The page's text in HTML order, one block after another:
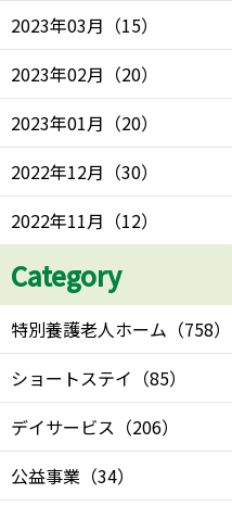
2023年03月 （15）
2023年02月 （20）
2023年01月 （20）
2022年12月 （30）
2022年11月 （12）
Category
特別養護老人ホーム （758）
ショートステイ （85）
デイサービス （206）
公益事業 （34）